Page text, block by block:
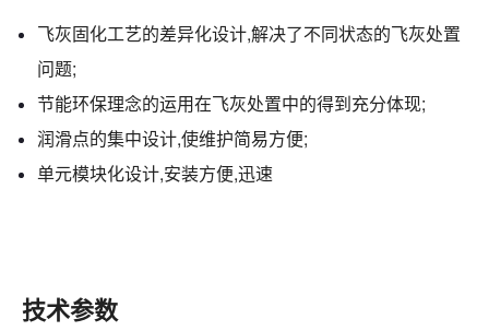
飞灰固化工艺的差异化设计,解决了不同状态的飞灰处置
问题;
节能环保理念的运用在飞灰处置中的得到充分体现;
润滑点的集中设计,使维护简易方便;
单元模块化设计,安装方便,迅速
技术参数